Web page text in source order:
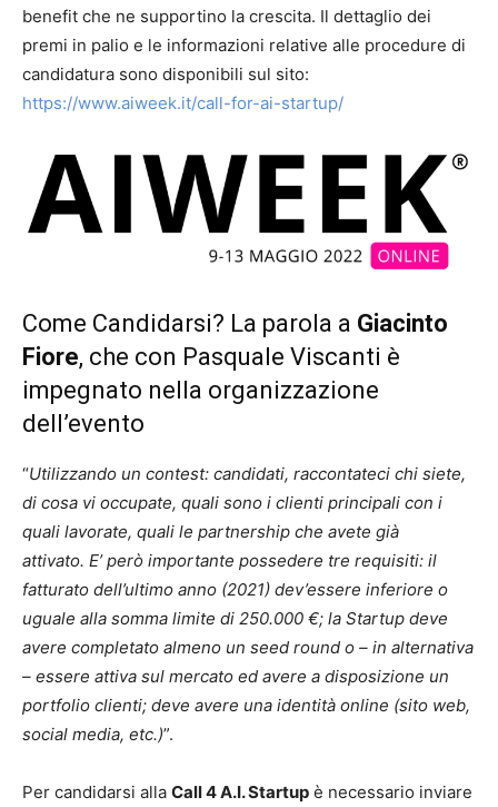
benefit che ne supportino la crescita. Il dettaglio dei
premi in palio e le informazioni relative alle procedure di
candidatura sono disponibili sul sito:
https://www.aiweek.it/call-for-ai-startup/
Come Candidarsi? La parola a Giacinto
Fiore, che con Pasquale Viscanti è
impegnato nella organizzazione
dell’evento
“Utilizzando un contest: candidati, raccontateci chi siete,
di cosa vi occupate, quali sono i clienti principali con i
quali lavorate, quali le partnership che avete già
attivato. E’ però importante possedere tre requisiti: il
fatturato dell’ultimo anno (2021) dev’essere inferiore o
uguale alla somma limite di 250.000 €; la Startup deve
avere completato almeno un seed round o – in alternativa
– essere attiva sul mercato ed avere a disposizione un
portfolio clienti; deve avere una identità online (sito web,
social media, etc.)”.
Per candidarsi alla Call 4 A.I. Startup è necessario inviare